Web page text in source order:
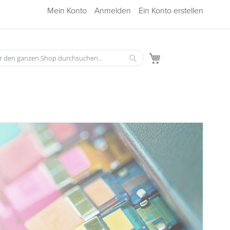
Mein Konto Anmelden Ein Konto erstellen
Suche